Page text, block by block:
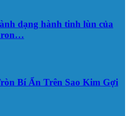
dạng hành tinh lùn của
Bí Ẩn Trên Sao Kim Gợi